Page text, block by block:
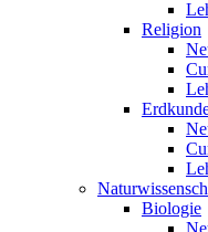
Religion
Biologie